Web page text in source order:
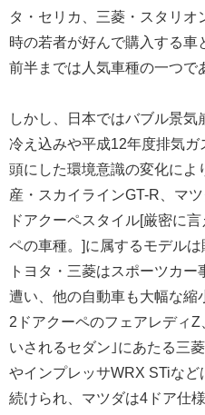
タ・セリカ、三菱・スタリオ
時の若者が好んで購入する
前半までは人気車種の一つで
しかし、日本ではバブル景
冷え込みや平成12年度排気
頭にした環境意識の変化によ
産・スカイラインGT-R、マ
ドアクーペスタイル[厳密に
ペの車種。]に属するモデル
トヨタ・三菱はスポーツカ
遭い、他の自動車も大幅な縮
2ドアクーペのフェアレディ
いされるセダン｣にあたる三
やインプレッサWRX STiな
続けられ、マツダは4ドア仕